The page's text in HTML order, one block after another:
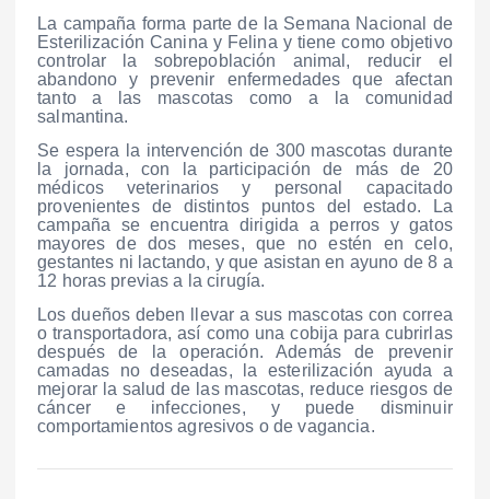
La campaña forma parte de la Semana Nacional de
Esterilización Canina y Felina y tiene como objetivo
controlar la sobrepoblación animal, reducir el
abandono y prevenir enfermedades que afectan
tanto a las mascotas como a la comunidad
salmantina.
Se espera la intervención de 300 mascotas durante
la jornada, con la participación de más de 20
médicos veterinarios y personal capacitado
provenientes de distintos puntos del estado. La
campaña se encuentra dirigida a perros y gatos
mayores de dos meses, que no estén en celo,
gestantes ni lactando, y que asistan en ayuno de 8 a
12 horas previas a la cirugía.
Los dueños deben llevar a sus mascotas con correa
o transportadora, así como una cobija para cubrirlas
después de la operación. Además de prevenir
camadas no deseadas, la esterilización ayuda a
mejorar la salud de las mascotas, reduce riesgos de
cáncer e infecciones, y puede disminuir
comportamientos agresivos o de vagancia.